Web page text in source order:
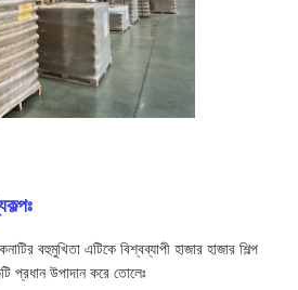
বহুমুখিতা এটিকে বিশ্বব্যাপী হাজার হাজার শিল্প
প্রধান উপাদান করে তোলেঃ